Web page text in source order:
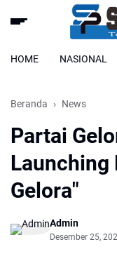
HOME NASIONAL
Beranda News
Partai
Launching
Gelora"
Admin
Desember 25,